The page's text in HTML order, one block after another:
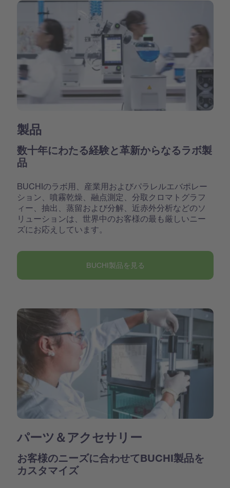
製品
数十年にわたる経験と革新からなるラボ製
品
BUCHIのラボ用、産業用およびパラレルエバポレー
ション、噴霧乾燥、融点測定、分取クロマトグラフ
ィー、抽出、蒸留および分解、近赤外分析などのソ
リューションは、世界中のお客様の最も厳しいニー
ズにお応えしています。
BUCHI製品を見る
パーツ＆アクセサリー
お客様のニーズに合わせてBUCHI製品を
カスタマイズ